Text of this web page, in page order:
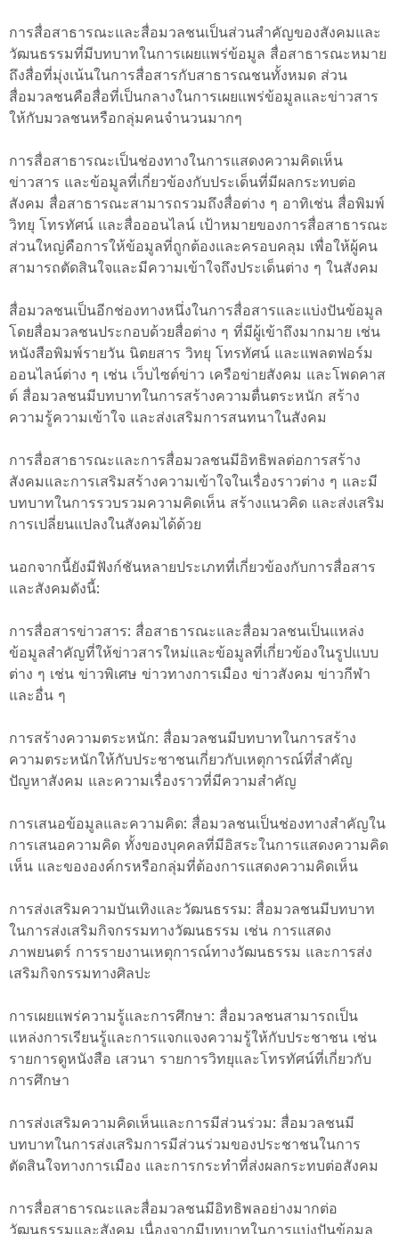
การสื่อสาธารณะและสื่อมวลชนเป็นส่วนสำคัญของสังคมและ
วัฒนธรรมที่มีบทบาทในการเผยแพร่ข้อมูล สื่อสาธารณะหมาย
ถึงสื่อที่มุ่งเน้นในการสื่อสารกับสาธารณชนทั้งหมด ส่วน
สื่อมวลชนคือสื่อที่เป็นกลางในการเผยแพร่ข้อมูลและข่าวสาร
ให้กับมวลชนหรือกลุ่มคนจำนวนมากๆ
การสื่อสาธารณะเป็นช่องทางในการแสดงความคิดเห็น
ข่าวสาร และข้อมูลที่เกี่ยวข้องกับประเด็นที่มีผลกระทบต่อ
สังคม สื่อสาธารณะสามารถรวมถึงสื่อต่าง ๆ อาทิเช่น สื่อพิมพ์
วิทยุ โทรทัศน์ และสื่อออนไลน์ เป้าหมายของการสื่อสาธารณะ
ส่วนใหญ่คือการให้ข้อมูลที่ถูกต้องและครอบคลุม เพื่อให้ผู้คน
สามารถตัดสินใจและมีความเข้าใจถึงประเด็นต่าง ๆ ในสังคม
สื่อมวลชนเป็นอีกช่องทางหนึ่งในการสื่อสารและแบ่งปันข้อมูล
โดยสื่อมวลชนประกอบด้วยสื่อต่าง ๆ ที่มีผู้เข้าถึงมากมาย เช่น
หนังสือพิมพ์รายวัน นิตยสาร วิทยุ โทรทัศน์ และแพลตฟอร์ม
ออนไลน์ต่าง ๆ เช่น เว็บไซต์ข่าว เครือข่ายสังคม และโพดคาส
ต์ สื่อมวลชนมีบทบาทในการสร้างความตื่นตระหนัก สร้าง
ความรู้ความเข้าใจ และส่งเสริมการสนทนาในสังคม
การสื่อสาธารณะและการสื่อมวลชนมีอิทธิพลต่อการสร้าง
สังคมและการเสริมสร้างความเข้าใจในเรื่องราวต่าง ๆ และมี
บทบาทในการรวบรวมความคิดเห็น สร้างแนวคิด และส่งเสริม
การเปลี่ยนแปลงในสังคมได้ด้วย
นอกจากนี้ยังมีฟังก์ชันหลายประเภทที่เกี่ยวข้องกับการสื่อสาร
และสังคมดังนี้:
การสื่อสารข่าวสาร: สื่อสาธารณะและสื่อมวลชนเป็นแหล่ง
ข้อมูลสำคัญที่ให้ข่าวสารใหม่และข้อมูลที่เกี่ยวข้องในรูปแบบ
ต่าง ๆ เช่น ข่าวพิเศษ ข่าวทางการเมือง ข่าวสังคม ข่าวกีฬา
และอื่น ๆ
การสร้างความตระหนัก: สื่อมวลชนมีบทบาทในการสร้าง
ความตระหนักให้กับประชาชนเกี่ยวกับเหตุการณ์ที่สำคัญ
ปัญหาสังคม และความเรื่องราวที่มีความสำคัญ
การเสนอข้อมูลและความคิด: สื่อมวลชนเป็นช่องทางสำคัญใน
การเสนอความคิด ทั้งของบุคคลที่มีอิสระในการแสดงความคิด
เห็น และขององค์กรหรือกลุ่มที่ต้องการแสดงความคิดเห็น
การส่งเสริมความบันเทิงและวัฒนธรรม: สื่อมวลชนมีบทบาท
ในการส่งเสริมกิจกรรมทางวัฒนธรรม เช่น การแสดง
ภาพยนตร์ การรายงานเหตุการณ์ทางวัฒนธรรม และการส่ง
เสริมกิจกรรมทางศิลปะ
การเผยแพร่ความรู้และการศึกษา: สื่อมวลชนสามารถเป็น
แหล่งการเรียนรู้และการแจกแจงความรู้ให้กับประชาชน เช่น
รายการดูหนังสือ เสวนา รายการวิทยุและโทรทัศน์ที่เกี่ยวกับ
การศึกษา
การส่งเสริมความคิดเห็นและการมีส่วนร่วม: สื่อมวลชนมี
บทบาทในการส่งเสริมการมีส่วนร่วมของประชาชนในการ
ตัดสินใจทางการเมือง และการกระทำที่ส่งผลกระทบต่อสังคม
การสื่อสาธารณะและสื่อมวลชนมีอิทธิพลอย่างมากต่อ
วัฒนธรรมและสังคม เนื่องจากมีบทบาทในการแบ่งปันข้อมูล